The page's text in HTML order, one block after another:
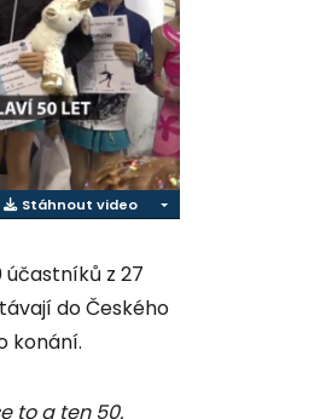
Stáhnout video
účastníků z 27
do Českého
konání.
to a ten 50.